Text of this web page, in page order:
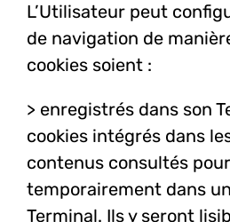
L’Utilisateur peut
de navigation de
cookies soient :
> enregistrés dans son
cookies intégrés dans
contenus consultés
temporairement dans
Terminal. Ils y seront